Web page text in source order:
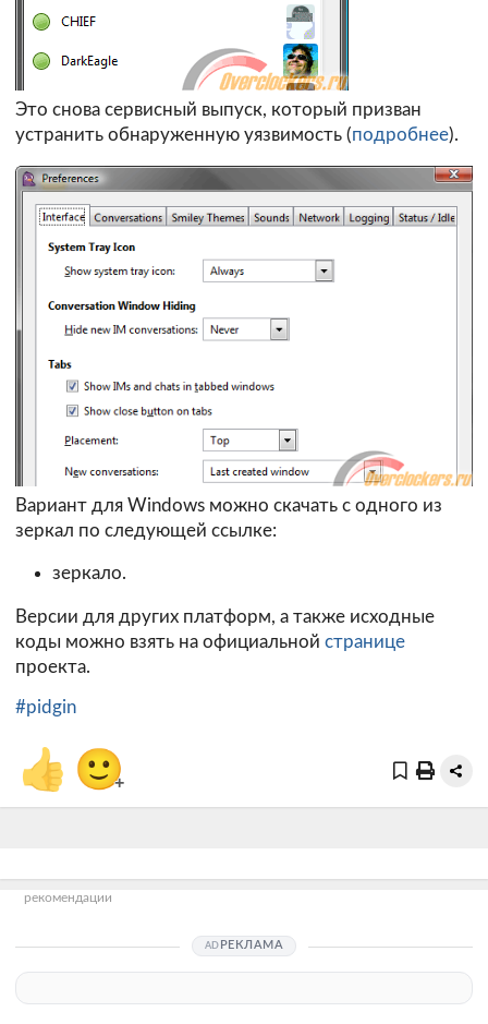
Это снова сервисный выпуск, который призван
устранить обнаруженную уязвимость (подробнее).
Вариант для Windows можно скачать с одного из
зеркал по следующей ссылке:
зеркало.
Версии для других платформ, а также исходные
коды можно взять на официальной странице
проекта.
#pidgin
👍 🙂+
рекомендации
РЕКЛАМА